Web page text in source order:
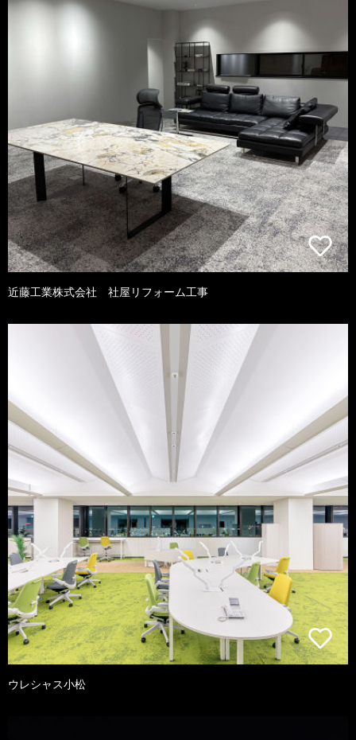
近藤工業株式会社 社屋リフォーム工事
ウレシャス小松